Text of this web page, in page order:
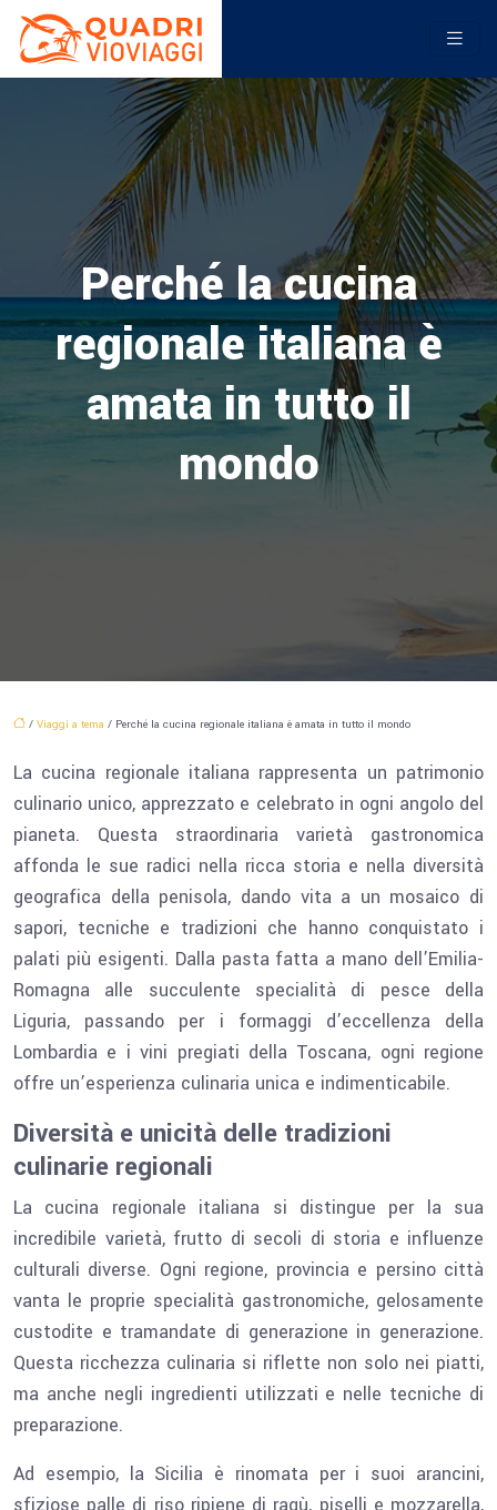
Perché la cucina
regionale italiana è
amata in tutto il
mondo
/ Viaggi a tema / Perché la cucina regionale italiana è amata in tutto il mondo
La cucina regionale italiana rappresenta un patrimonio
culinario unico, apprezzato e celebrato in ogni angolo del
pianeta. Questa straordinaria varietà gastronomica
affonda le sue radici nella ricca storia e nella diversità
geografica della penisola, dando vita a un mosaico di
sapori, tecniche e tradizioni che hanno conquistato i
palati più esigenti. Dalla pasta fatta a mano dell’Emilia-
Romagna alle succulente specialità di pesce della
Liguria, passando per i formaggi d’eccellenza della
Lombardia e i vini pregiati della Toscana, ogni regione
offre un’esperienza culinaria unica e indimenticabile.
Diversità e unicità delle tradizioni
culinarie regionali
La cucina regionale italiana si distingue per la sua
incredibile varietà, frutto di secoli di storia e influenze
culturali diverse. Ogni regione, provincia e persino città
vanta le proprie specialità gastronomiche, gelosamente
custodite e tramandate di generazione in generazione.
Questa ricchezza culinaria si riflette non solo nei piatti,
ma anche negli ingredienti utilizzati e nelle tecniche di
preparazione.
Ad esempio, la Sicilia è rinomata per i suoi arancini,